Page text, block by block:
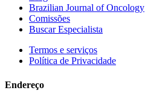
Brazilian Journal of Oncology
Comissões
Buscar Especialista
Termos e serviços
Política de Privacidade
Endereço